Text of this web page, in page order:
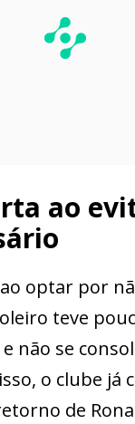
ao
optar por
teve
não se
o clube já
de